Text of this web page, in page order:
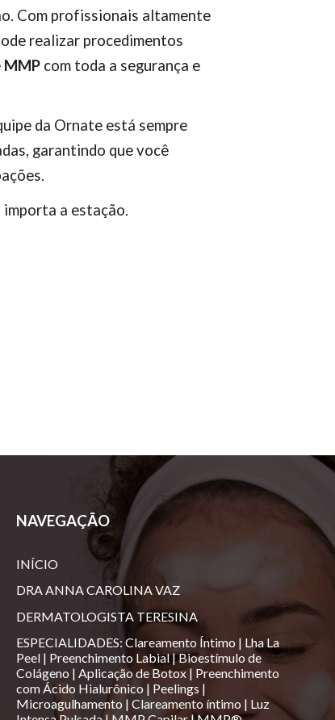
Com profissionais altamente
realizar procedimentos
MMPcom toda a segurança e
da Ornate está sempre
garantindo que você
importa a estação.
NAVEGAÇÃO
INÍCIO
DRA ANNA CAROLINA VAZ
DERMATOLOGISTA TERESINA
ESPECIALIDADES:Clareamento Íntimo | Lha La
Peel | Preenchimento Labial|Bioestímulo de
Colágeno |Aplicação de Botox| Preenchimento
com Ácido Hialurônico | Peelings |
Microagulhamento |Clareamento íntimo | Luz